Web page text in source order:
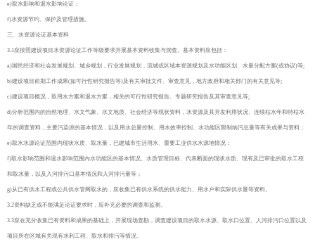
e)取水影响和退水影垧论证；
f)水资源节约、保护及管理措施。
三、水资源论证基本资料
3.1应按照建设项目水资源论证工作等级要求开展基本资料收集与洞查。基本资料应包括：
a)国民经济和社会发展规划、城乡规划，行业发展规划，流城或区域本资源规划及水功能区划、水量分配方案(或协议)等;
b)建设项目前期工作成果(如可行性研究报告等)及有关审批文件、审查意见，地方政府和相关部门的有关意见等;
c)建设项目概况，取用水方案和退水方案，相关的可行性研究报告、专题研究报告及其审查意见等;
d)分析范围内的自然地理、水文气象、水文地质、社会经济等现状资料，水资源及其开发利用状况、连续枯水年和特枯水
年的调查资料，主要污染原的基本情况，以及用水总量控制、用水效率控制、水功能区限制纳污总量等有关成果与资料；
e)取水水源论证范围内现状水质、取水量，已建城市生活用水、重要工业供水水源地情况；
f)取水影响范围和退水影响范围内水功能区的基本情况、水质管理目标、代表断面的现状水质、现有及已审批的取水工程
和取水量，以及入河排污口基本情况和入河排污量等；
g)从已有供水工程或公共供水管网取水的，应收集已有供水系统的供水能力、用水户和实际供水量等资料。
3.2资料缺乏或不能满足论证要求时，应补充必要的调查和监测。
3.3应在充分收集已有资料和成果的基础上，开展现场查勘，调查建设项目的取水水源、取水口位置、人河排污口位置以及
项目所在区城有关现有水利工程、取水和排污等情况。